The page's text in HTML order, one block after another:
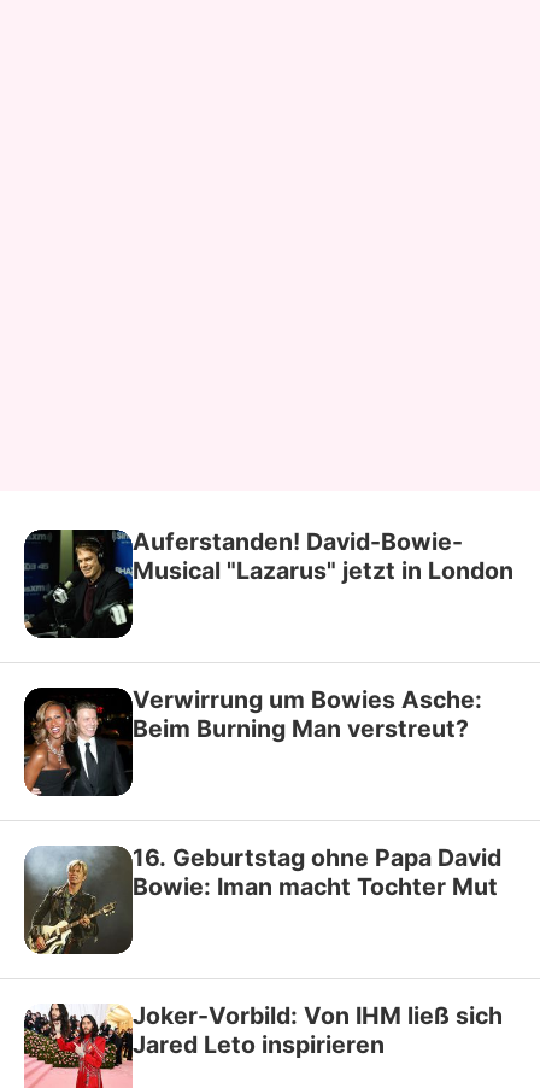
Auferstanden! David-Bowie-
Musical "Lazarus" jetzt in London
Verwirrung um Bowies Asche:
Beim Burning Man verstreut?
16. Geburtstag ohne Papa David
Bowie: Iman macht Tochter Mut
Joker-Vorbild: Von IHM ließ sich
Jared Leto inspirieren